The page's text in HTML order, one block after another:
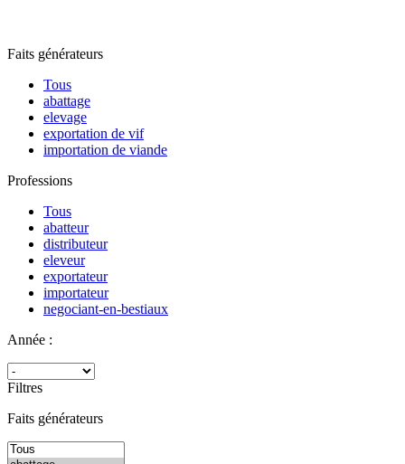
Faits générateurs
Tous
abattage
elevage
exportation de vif
importation de viande
Professions
Tous
abatteur
distributeur
eleveur
exportateur
importateur
negociant-en-bestiaux
Année :
Filtres
Faits générateurs